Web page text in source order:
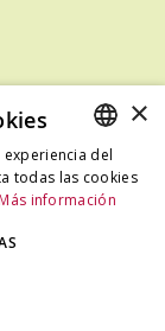
SPANISH
×
del
todas las cookies
información